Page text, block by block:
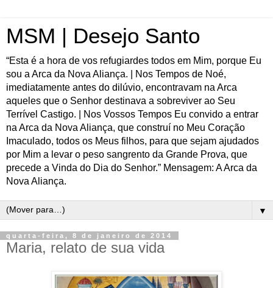
MSM | Desejo Santo
“Esta é a hora de vos refugiardes todos em Mim, porque Eu
sou a Arca da Nova Aliança. | Nos Tempos de Noé,
imediatamente antes do dilúvio, encontravam na Arca
aqueles que o Senhor destinava a sobreviver ao Seu
Terrível Castigo. | Nos Vossos Tempos Eu convido a entrar
na Arca da Nova Aliança, que construí no Meu Coração
Imaculado, todos os Meus filhos, para que sejam ajudados
por Mim a levar o peso sangrento da Grande Prova, que
precede a Vinda do Dia do Senhor.” Mensagem: A Arca da
Nova Aliança.
▼
quarta-feira, 8 de janeiro de 2014
Maria, relato de sua vida